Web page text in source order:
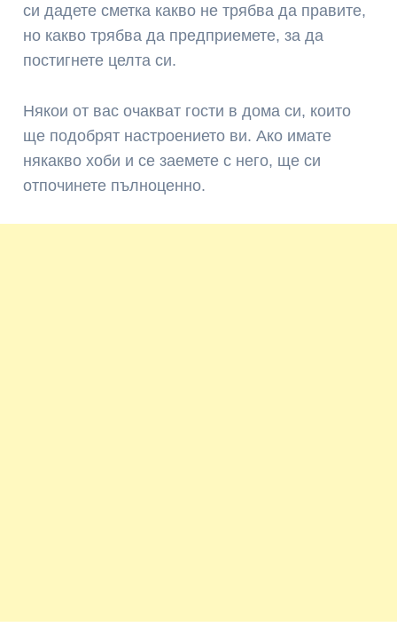
си дадете сметка какво не трябва да правите,
но какво трябва да предприемете, за да
постигнете целта си.
Някои от вас очакват гости в дома си, които
ще подобрят настроението ви. Ако имате
някакво хоби и се заемете с него, ще си
отпочинете пълноценно.